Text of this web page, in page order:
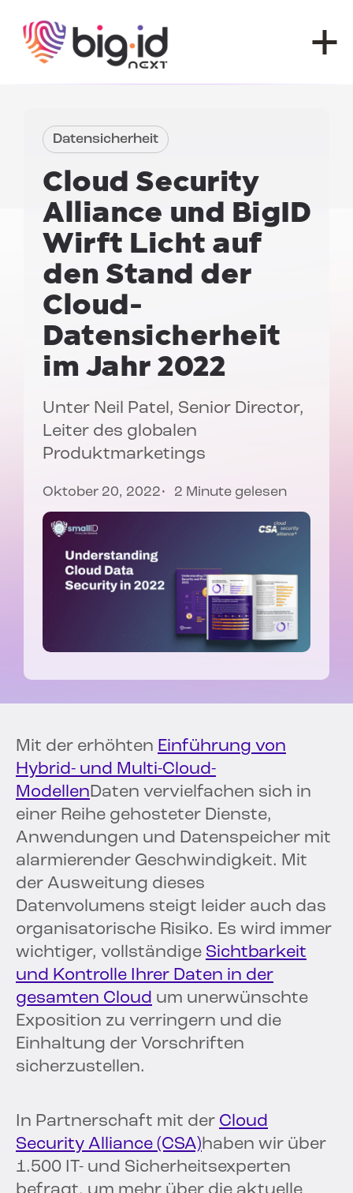
Datensicherheit
Cloud Security
Alliance und BigID
Wirft Licht auf
den Stand der
Cloud-
Datensicherheit
im Jahr 2022
Unter Neil Patel, Senior Director,
Leiter des globalen
Produktmarketings
Oktober 20, 2022 2 Minute gelesen
Mit der erhöhten Einführung von
Hybrid- und Multi-Cloud-
ModellenDaten vervielfachen sich in
einer Reihe gehosteter Dienste,
Anwendungen und Datenspeicher mit
alarmierender Geschwindigkeit. Mit
der Ausweitung dieses
Datenvolumens steigt leider auch das
organisatorische Risiko. Es wird immer
wichtiger, vollständige Sichtbarkeit
und Kontrolle Ihrer Daten in der
gesamten Cloud um unerwünschte
Exposition zu verringern und die
Einhaltung der Vorschriften
sicherzustellen.
In Partnerschaft mit der Cloud
Security Alliance (CSA)haben wir über
1.500 IT- und Sicherheitsexperten